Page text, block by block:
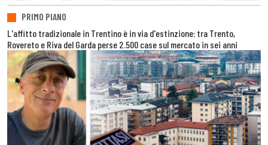
PRIMO PIANO
L'affitto tradizionale in Trentino è in via d'estinzione: tra Trento,
Rovereto e Riva del Garda perse 2.500 case sul mercato in sei anni